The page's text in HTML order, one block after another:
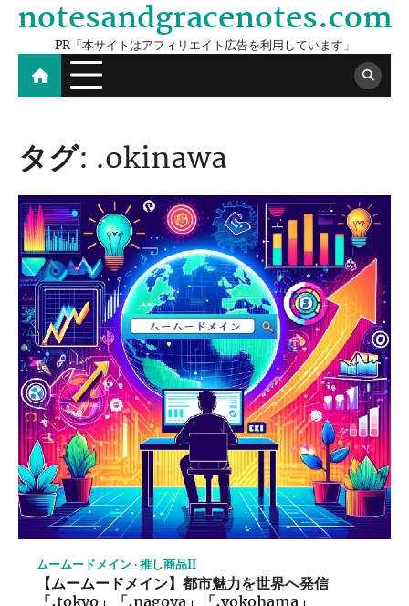
Skip
content
notesandgracenotes.com
PR「本サイトはアフィリエイト広告を利用しています」
タグ: .okinawa
ムームードメイン 推し商品II
【ムームードメイン】都市魅力を世界へ発信